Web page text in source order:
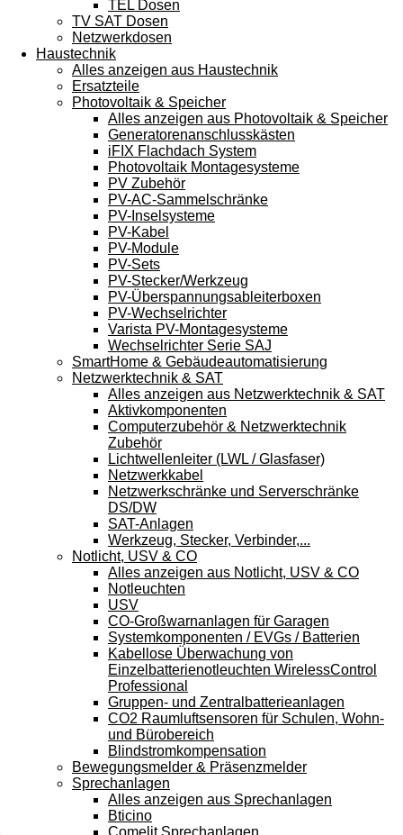
TEL Dosen
TV SAT Dosen
Netzwerkdosen
Haustechnik
Alles anzeigen aus Haustechnik
Ersatzteile
Photovoltaik & Speicher
Alles anzeigen aus Photovoltaik & Speicher
Generatorenanschlusskästen
iFIX Flachdach System
Photovoltaik Montagesysteme
PV Zubehör
PV-AC-Sammelschränke
PV-Inselsysteme
PV-Kabel
PV-Module
PV-Sets
PV-Stecker/Werkzeug
PV-Überspannungsableiterboxen
PV-Wechselrichter
Varista PV-Montagesysteme
Wechselrichter Serie SAJ
SmartHome & Gebäudeautomatisierung
Netzwerktechnik & SAT
Alles anzeigen aus Netzwerktechnik & SAT
Aktivkomponenten
Computerzubehör & Netzwerktechnik
Zubehör
Lichtwellenleiter (LWL / Glasfaser)
Netzwerkkabel
Netzwerkschränke und Serverschränke
DS/DW
SAT-Anlagen
Werkzeug, Stecker, Verbinder,...
Notlicht, USV & CO
Alles anzeigen aus Notlicht, USV & CO
Notleuchten
USV
CO-Großwarnanlagen für Garagen
Systemkomponenten / EVGs / Batterien
Kabellose Überwachung von
Einzelbatterienotleuchten WirelessControl
Professional
Gruppen- und Zentralbatterieanlagen
CO2 Raumluftsensoren für Schulen, Wohn-
und Bürobereich
Blindstromkompensation
Bewegungsmelder & Präsenzmelder
Sprechanlagen
Alles anzeigen aus Sprechanlagen
Bticino